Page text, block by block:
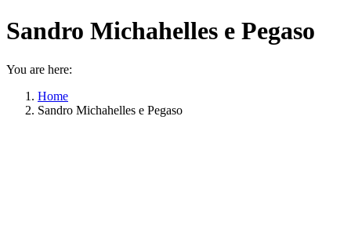
Sandro Michahelles e Pegaso
You are here:
Home
Sandro Michahelles e Pegaso